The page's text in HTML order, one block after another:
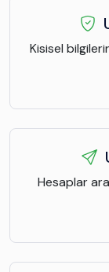
Kisisel
Hesaplar